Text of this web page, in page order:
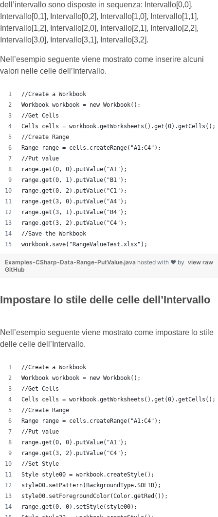
dell’intervallo sono disposte in sequenza: Intervallo[0,0],
Intervallo[0,1], Intervallo[0,2], Intervallo[1,0], Intervallo[1,1],
Intervallo[1,2], Intervallo[2,0], Intervallo[2,1], Intervallo[2,2],
Intervallo[3,0], Intervallo[3,1], Intervallo[3,2].
Nell’esempio seguente viene mostrato come inserire alcuni
valori nelle celle dell’Intervallo.
//Create a Workbook
Workbook workbook = new Workbook();
//Get Cells
Cells cells = workbook.getWorksheets().get(0).getCells();
//Create Range
Range range = cells.createRange("A1:C4");
//Put value
range.get(0, 0).putValue("A1");
range.get(0, 1).putValue("B1");
range.get(0, 2).putValue("C1");
range.get(3, 0).putValue("A4");
range.get(3, 1).putValue("B4");
range.get(3, 2).putValue("C4");
//Save the Workbook
workbook.save("RangeValueTest.xlsx");
view raw
Examples-CSharp-Data-Range-PutValue.java hosted with ❤ by
GitHub
Impostare lo stile delle celle dell’Intervallo
Nell’esempio seguente viene mostrato come impostare lo stile
delle celle dell’Intervallo.
//Create a Workbook
Workbook workbook = new Workbook();
//Get Cells
Cells cells = workbook.getWorksheets().get(0).getCells();
//Create Range
Range range = cells.createRange("A1:C4");
//Put value
range.get(0, 0).putValue("A1");
range.get(3, 2).putValue("C4");
//Set Style
Style style00 = workbook.createStyle();
style00.setPattern(BackgroundType.SOLID);
style00.setForegroundColor(Color.getRed());
range.get(0, 0).setStyle(style00);